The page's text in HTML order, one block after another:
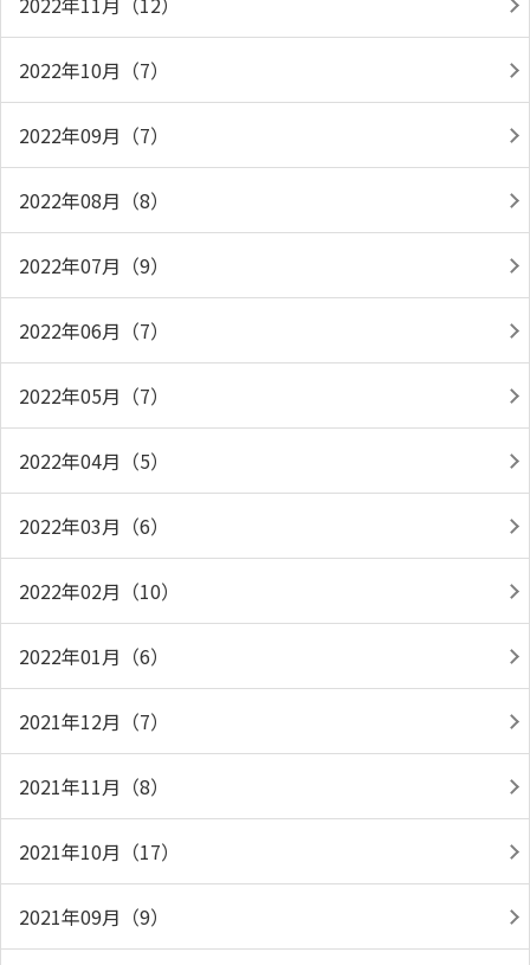
2022年10月（7）
2022年09月（7）
2022年08月（8）
2022年07月（9）
2022年06月（7）
2022年05月（7）
2022年04月（5）
2022年03月（6）
2022年02月（10）
2022年01月（6）
2021年12月（7）
2021年11月（8）
2021年10月（17）
2021年09月（9）